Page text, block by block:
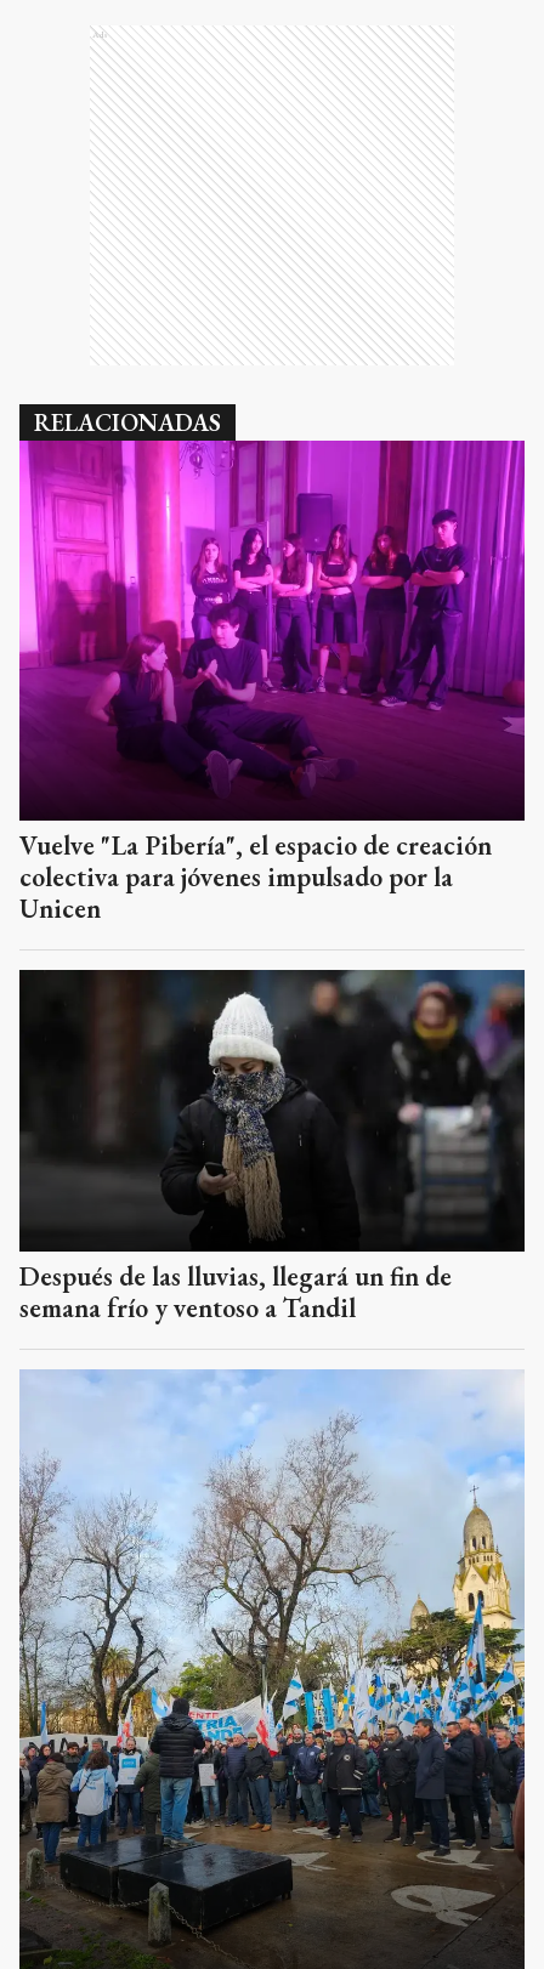
Ads
RELACIONADAS
Vuelve "La Pibería", el espacio de creación
colectiva para jóvenes impulsado por la
Unicen
Después de las lluvias, llegará un fin de
semana frío y ventoso a Tandil